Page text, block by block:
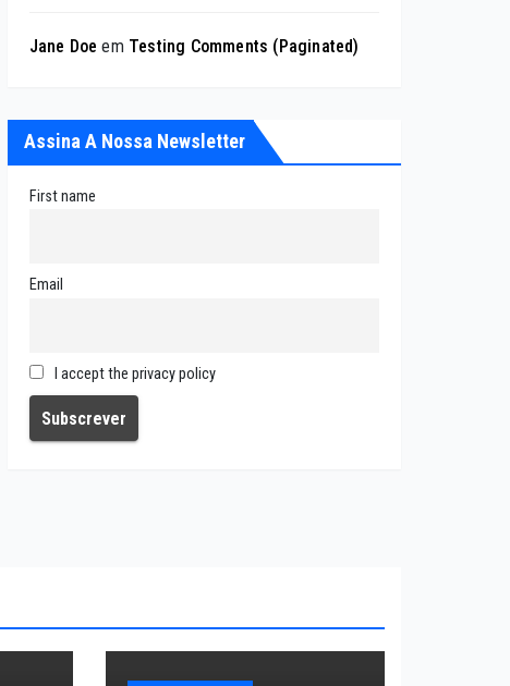
Jane Doe em Testing Comments (Paginated)
Assina A Nossa Newsletter
First name
Email
I accept the privacy policy